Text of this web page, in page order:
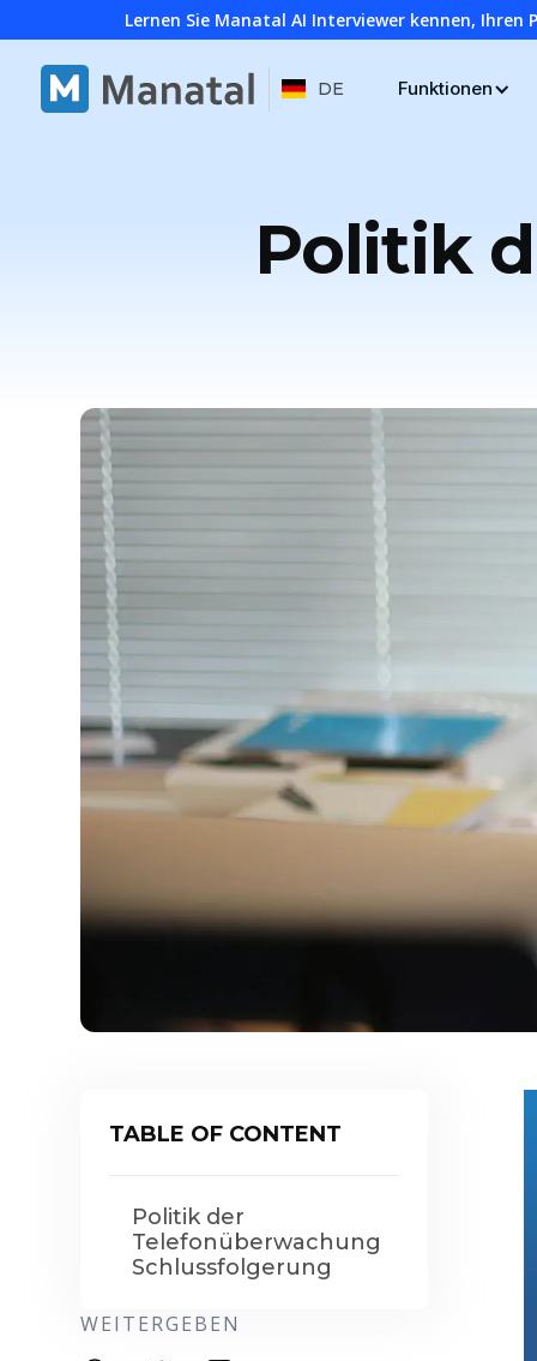
Lernen Sie Manatal AI Interviewer kennen,
DE Funktionen
Politik
TABLE OF CONTENT
Politik der
Telefonüberwachung
Schlussfolgerung
WEITERGEBEN